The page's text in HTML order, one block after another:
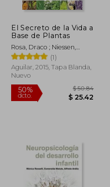
50%
El Secreto de la Vida a
Base de Plantas
Rosa, Draco ; Niessen,
Nena
(1)
Aguilar, 2015, Tapa Blanda,
Nuevo